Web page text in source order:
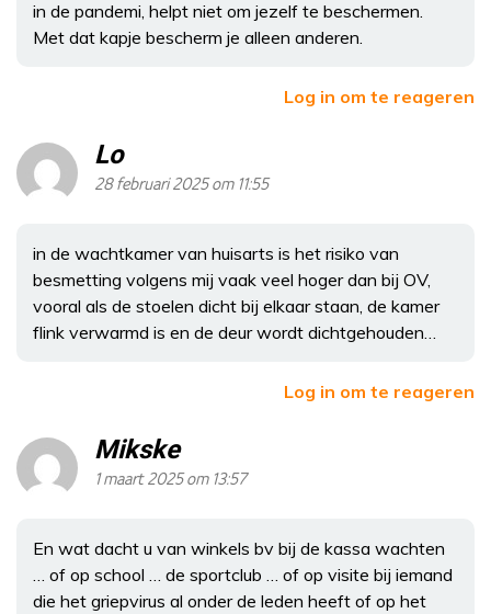
in de pandemi, helpt niet om jezelf te beschermen.
Met dat kapje bescherm je alleen anderen.
Log in om te reageren
Lo
28 februari 2025 om 11:55
in de wachtkamer van huisarts is het risiko van
besmetting volgens mij vaak veel hoger dan bij OV,
vooral als de stoelen dicht bij elkaar staan, de kamer
flink verwarmd is en de deur wordt dichtgehouden…
Log in om te reageren
Mikske
1 maart 2025 om 13:57
En wat dacht u van winkels bv bij de kassa wachten
… of op school … de sportclub … of op visite bij iemand
die het griepvirus al onder de leden heeft of op het